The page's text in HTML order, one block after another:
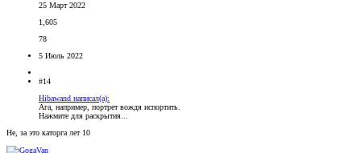
25 Март 2022
1,605
78
5 Июль 2022
#14
Hibawand написал(а):
Ага, например, портрет вождя испортить.
Нажмите для раскрытия...
Не, за это каторга лет 10